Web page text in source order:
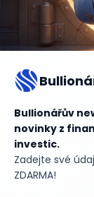
Bullionářův
novinky z
investic.
Zadejte své
ZDARMA!